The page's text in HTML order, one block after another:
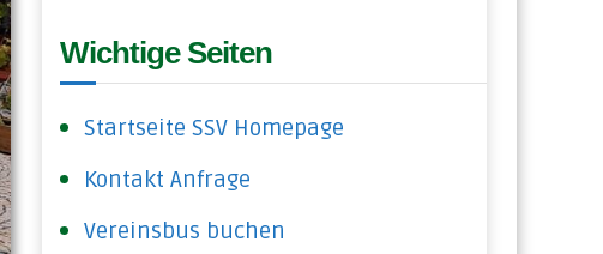
Wichtige Seiten
Startseite SSV Homepage
Kontakt Anfrage
Vereinsbus buchen